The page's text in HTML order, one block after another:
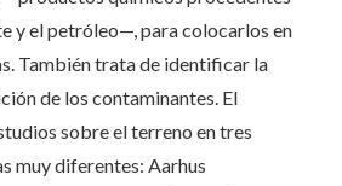
y el petróleo—, para colocarlos en
También trata de identificar la
de los contaminantes. El
sobre el terreno en tres
muy diferentes: Aarhus